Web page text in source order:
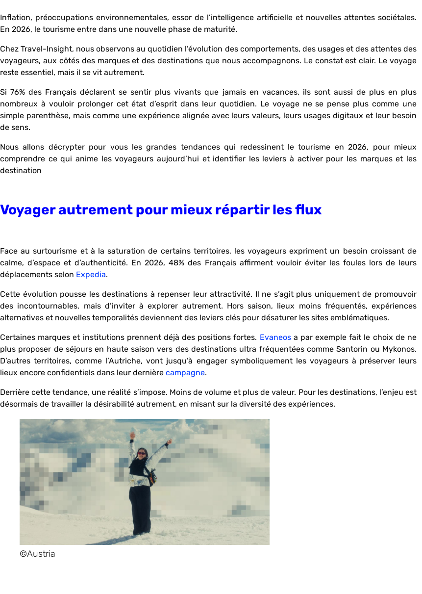
Inflation, préoccupations environnementales, essor de l’intelligence artificielle et nouvelles attentes sociétales.
En 2026, le tourisme entre dans une nouvelle phase de maturité.
Chez Travel-Insight, nous observons au quotidien l’évolution des comportements, des usages et des attentes des
voyageurs, aux côtés des marques et des destinations que nous accompagnons. Le constat est clair. Le voyage
reste essentiel, mais il se vit autrement.
Si 76% des Français déclarent se sentir plus vivants que jamais en vacances, ils sont aussi de plus en plus
nombreux à vouloir prolonger cet état d’esprit dans leur quotidien. Le voyage ne se pense plus comme une
simple parenthèse, mais comme une expérience alignée avec leurs valeurs, leurs usages digitaux et leur besoin
de sens.
Nous allons décrypter pour vous les grandes tendances qui redessinent le tourisme en 2026, pour mieux
comprendre ce qui anime les voyageurs aujourd’hui et identifier les leviers à activer pour les marques et les
destination
Voyager autrement pour mieux répartir les flux
Face au surtourisme et à la saturation de certains territoires, les voyageurs expriment un besoin croissant de
calme, d’espace et d’authenticité. En 2026, 48% des Français affirment vouloir éviter les foules lors de leurs
déplacements selon Expedia.
Cette évolution pousse les destinations à repenser leur attractivité. Il ne s’agit plus uniquement de promouvoir
des incontournables, mais d’inviter à explorer autrement. Hors saison, lieux moins fréquentés, expériences
alternatives et nouvelles temporalités deviennent des leviers clés pour désaturer les sites emblématiques.
Certaines marques et institutions prennent déjà des positions fortes. Evaneosa par exemple fait le choix de ne
plus proposer de séjours en haute saison vers des destinations ultra fréquentées comme Santorin ou Mykonos.
D’autres territoires, comme l’Autriche, vont jusqu’à engager symboliquement les voyageurs à préserver leurs
lieux encore confidentiels dans leur dernière campagne.
Derrière cette tendance, une réalité s’impose. Moins de volume et plus de valeur. Pour les destinations, l’enjeu est
désormais de travailler la désirabilité autrement, en misant sur la diversité des expériences.
©Austria